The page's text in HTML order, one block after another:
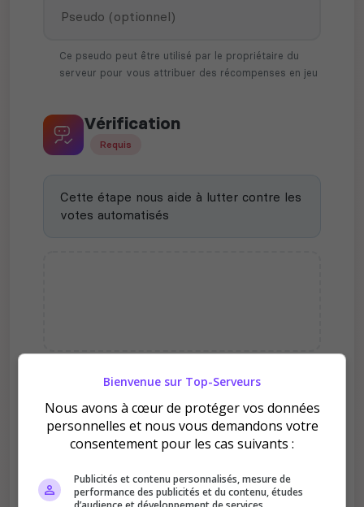
Ce pseudo peut être utilisé par le propriétaire du
serveur pour vous attribuer des récompenses en jeu
Vérification
Requis
Cette étape nous aide à lutter contre les
votes automatisés
Pourquoi voter pour [EU] V-
Eclipse PVP | x3 | Solo/Duo |
Fresh Wipe 23/11 | ?
Bienvenue sur Top-Serveurs
Nous avons à cœur de protéger vos données
personnelles et nous vous demandons votre
consentement pour les cas suivants :
Publicités et contenu personnalisés, mesure de
performance des publicités et du contenu, études